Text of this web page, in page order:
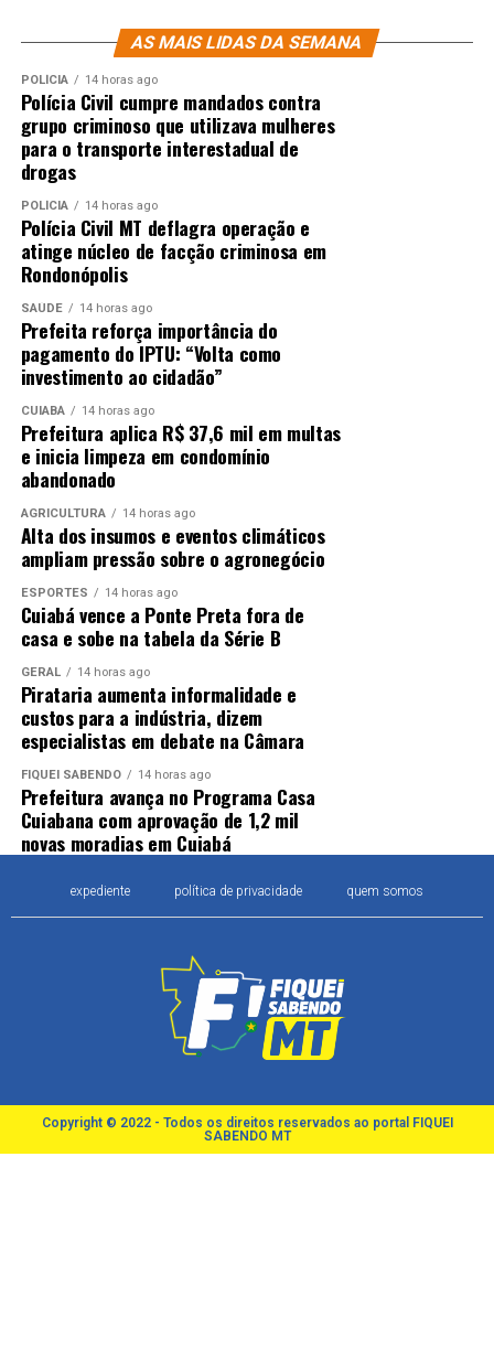
AS MAIS LIDAS DA SEMANA
POLÍCIA 14 horas ago
Polícia Civil cumpre mandados contra
grupo criminoso que utilizava mulheres
para o transporte interestadual de
drogas
POLÍCIA 14 horas ago
Polícia Civil MT deflagra operação e
atinge núcleo de facção criminosa em
Rondonópolis
SAÚDE 14 horas ago
Prefeita reforça importância do
pagamento do IPTU: “Volta como
investimento ao cidadão”
CUIABÁ 14 horas ago
Prefeitura aplica R$ 37,6 mil em multas
e inicia limpeza em condomínio
abandonado
AGRICULTURA 14 horas ago
Alta dos insumos e eventos climáticos
ampliam pressão sobre o agronegócio
ESPORTES 14 horas ago
Cuiabá vence a Ponte Preta fora de
casa e sobe na tabela da Série B
GERAL 14 horas ago
Pirataria aumenta informalidade e
custos para a indústria, dizem
especialistas em debate na Câmara
FIQUEI SABENDO 14 horas ago
Prefeitura avança no Programa Casa
Cuiabana com aprovação de 1,2 mil
novas moradias em Cuiabá
expediente política de privacidade quem somos
Copyright © 2022 - Todos os direitos reservados ao portal FIQUEI
SABENDO MT